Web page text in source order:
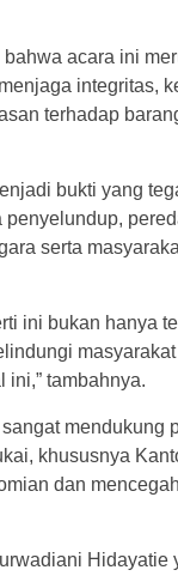
acara ini
integritas,
terhadap
bukti yang
serta
ini bukan hanya
tambahnya.
mendukung
khususnya
dan
Hidayatie